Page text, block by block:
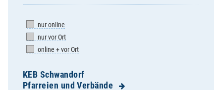
nur online
nur vor Ort
online + vor Ort
KEB Schwandorf
Pfarreien und Verbände